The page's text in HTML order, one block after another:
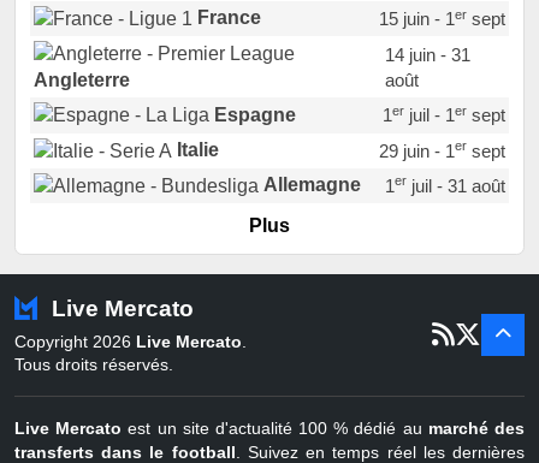
France 15 juin - 1ersept
Angleterre
14 juin - 31
août
Espagne
1erjuil - 1ersept
Italie
29 juin - 1ersept
Allemagne
1erjuil - 31 août
Portugal
Pays-Bas
22 juin - 2 sept
Belgique
juil - 31
Plus
Live Mercato
Copyright 2026 Live Mercato
Tous droits réservés.
Live Mercato est un site d'actualité 100 % dédié au marché des
transferts dans le football . Suivez en temps réel les dernières